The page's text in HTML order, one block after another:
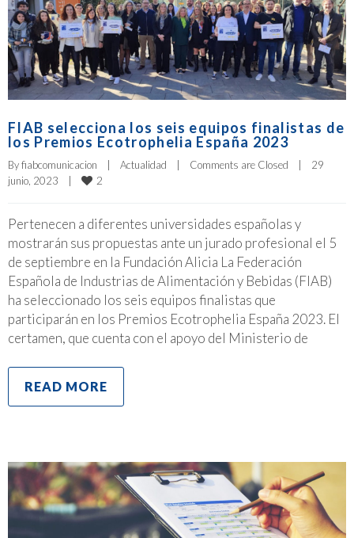
FIAB selecciona los seis equipos finalistas de
los Premios Ecotrophelia España 2023
By fiabcomunicacion | Actualidad | Comments are Closed |
29
junio, 2023
| 2
Pertenecen a diferentes universidades españolas y
mostrarán sus propuestas ante un jurado profesional el 5
de septiembre en la Fundación Alicia La Federación
Española de Industrias de Alimentación y Bebidas (FIAB)
ha seleccionado los seis equipos finalistas que
participarán en los Premios Ecotrophelia España 2023. El
certamen, que cuenta con el apoyo del Ministerio de
READ MORE